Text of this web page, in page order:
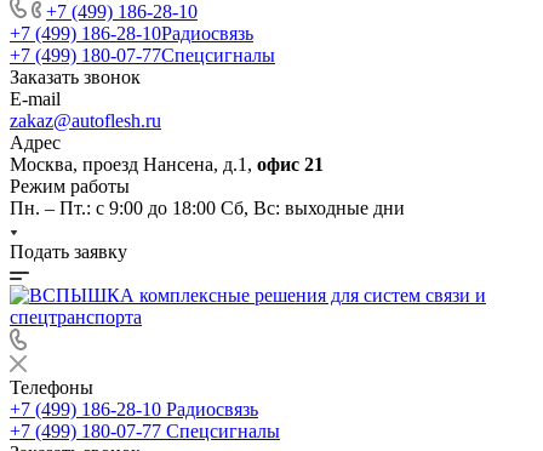
+7 (499) 186-28-10
+7 (499) 186-28-10Радиосвязь
+7 (499) 180-07-77Спецсигналы
Заказать звонок
E-mail
zakaz@autoflesh.ru
Адрес
Москва, проезд Нансена, д.1, офис 21
Режим работы
Пн. – Пт.: с 9:00 до 18:00 Cб, Вс: выходные дни
Подать заявку
Телефоны
+7 (499) 186-28-10 Радиосвязь
+7 (499) 180-07-77 Спецсигналы